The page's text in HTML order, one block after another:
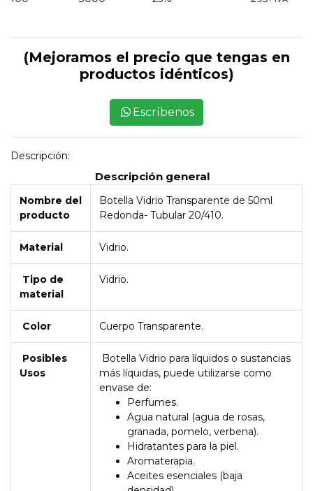
(Mejoramos el precio que tengas en
productos idénticos)
Escríbenos
Descripción:
Descripción general
Nombre del
producto
Botella Vidrio Transparente de 50ml
Redonda- Tubular 20/410.
Material Vidrio.
Tipo de
material
Vidrio.
Color Cuerpo Transparente.
Posibles
Usos
Botella Vidrio para líquidos o sustancias
más líquidas, puede utilizarse como
envase de:
Perfumes.
Agua natural (agua de rosas,
granada, pomelo, verbena).
Hidratantes para la piel.
Aromaterapia.
Aceites esenciales (baja